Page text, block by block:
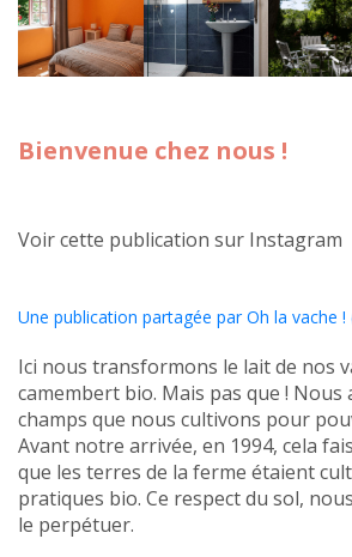
Bienvenue chez nous !
Voir cette publication sur Instagram
Une publication partagée par Oh la vache !
Ici nous transformons le lait de nos
camembert bio. Mais pas que ! Nous
champs que nous cultivons pour
Avant notre arrivée, en 1994, cela
que les terres de la ferme étaient
pratiques bio. Ce respect du sol,
le perpétuer.